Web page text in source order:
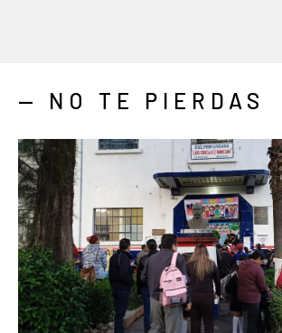
— NO TE PIERDAS